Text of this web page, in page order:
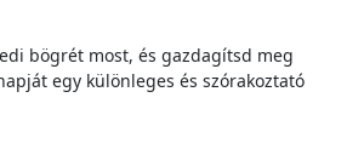
bögrét most, és gazdagítsd meg
egy különleges és szórakoztató